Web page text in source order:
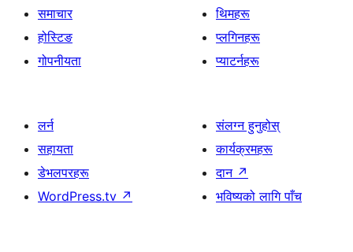
समाचार
होस्टिङ
गोपनीयता
थिमहरू
प्लगिनहरू
प्याटर्नहरू
लर्न
सहायता
डेभलपरहरू
WordPress.tv ↗
संलग्न हुनुहोस्
कार्यक्रमहरू
दान ↗
भविष्यको लागि पाँच